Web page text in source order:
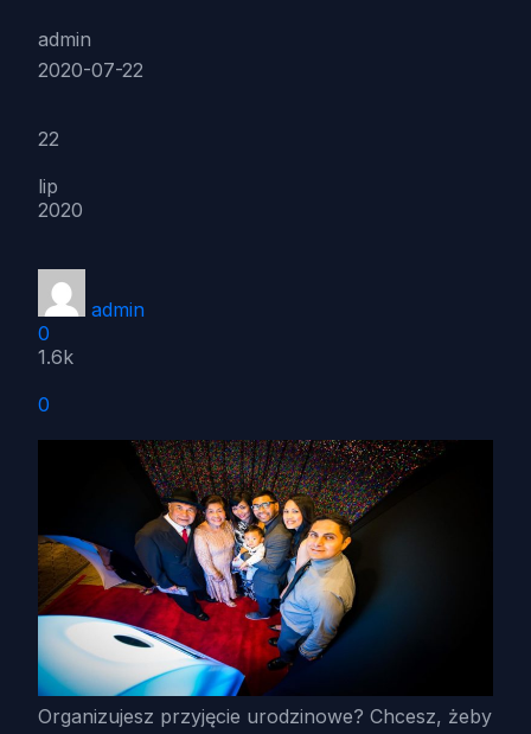
admin
2020-07-22
22
lip
2020
admin
0
1.6k
0
Organizujesz przyjęcie urodzinowe? Chcesz, żeby